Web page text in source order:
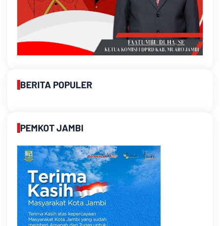
BERITA POPULER
PEMKOT JAMBI